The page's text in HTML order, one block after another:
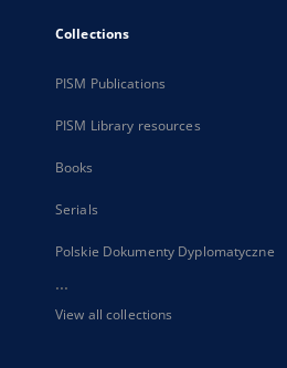
Collections
PISM Publications
PISM Library resources
Books
Serials
Polskie Dokumenty Dyplomatyczne
...
View all collections